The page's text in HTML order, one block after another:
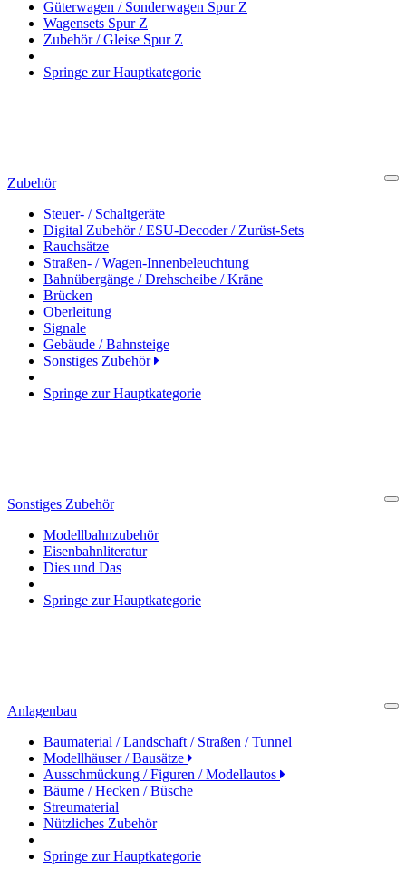
Güterwagen / Sonderwagen Spur Z
Wagensets Spur Z
Zubehör / Gleise Spur Z
Springe zur Hauptkategorie
Zubehör
Steuer- / Schaltgeräte
Digital Zubehör / ESU-Decoder / Zurüst-Sets
Rauchsätze
Straßen- / Wagen-Innenbeleuchtung
Bahnübergänge / Drehscheibe / Kräne
Brücken
Oberleitung
Signale
Gebäude / Bahnsteige
Sonstiges Zubehör
Springe zur Hauptkategorie
Sonstiges Zubehör
Modellbahnzubehör
Eisenbahnliteratur
Dies und Das
Springe zur Hauptkategorie
Anlagenbau
Baumaterial / Landschaft / Straßen / Tunnel
Modellhäuser / Bausätze
Ausschmückung / Figuren / Modellautos
Bäume / Hecken / Büsche
Streumaterial
Nützliches Zubehör
Springe zur Hauptkategorie